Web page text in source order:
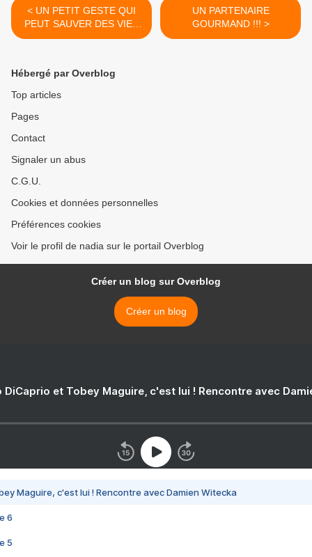
< UN PETIT GESTE QUI
PEUT SAUVER DES VIES
...........
UN PARTENAIRE
GOURMAND !!! >
Hébergé par Overblog
Top articles
Pages
Contact
Signaler un abus
C.G.U.
Cookies et données personnelles
Préférences cookies
Voir le profil de nadia sur le portail Overblog
Créer un blog sur Overblog
Créer un blog
DiCaprio et Tobey Maguire, c'est lui ! Rencontre avec
Maguire, c'est lui ! Rencontre avec Damien Witecka
6
5